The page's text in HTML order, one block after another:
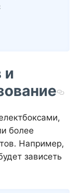
и
более
Например,
зависеть